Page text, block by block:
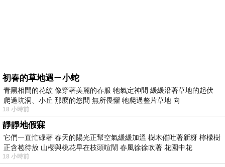
初春的草地遇ㄧ小蛇
青黑相間的花紋 像穿著美麗的春服 牠氣定神閒 緩緩沿著草地的起伏
爬過坑洞、小丘 那麼的悠閒 無所畏懼 牠爬過整片草地 向
18 小時前
靜靜地假寐
它們一直忙碌著 春天的陽光正幫空氣緩緩加溫 樹木催吐著新枒 檸檬樹
正含苞待放 山櫻與桃花早在枝頭喧鬧 春風徐徐吹著 花園中花
18 小時前